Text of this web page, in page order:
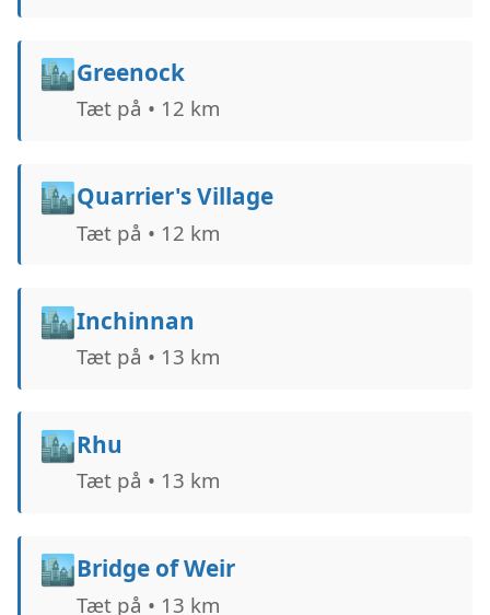
🏙️Greenock
Tæt på • 12 km
🏙️Quarrier's Village
Tæt på • 12 km
🏙️Inchinnan
Tæt på • 13 km
🏙️Rhu
Tæt på • 13 km
🏙️Bridge of Weir
Tæt på • 13 km